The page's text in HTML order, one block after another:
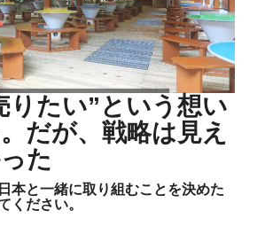
りたい”という想い
だが、戦略は見え
た
本と一緒に取り組むことを決めた
ください。